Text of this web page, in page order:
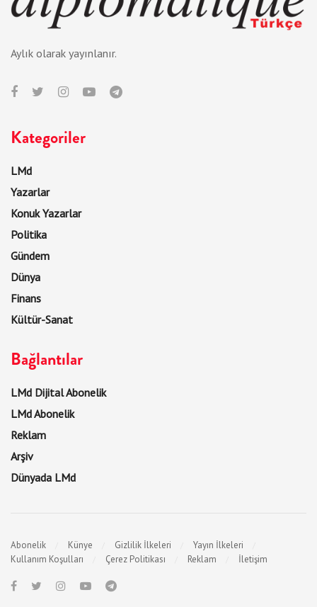
Aylık olarak yayınlanır.
Kategoriler
LMd
Yazarlar
Konuk Yazarlar
Politika
Gündem
Dünya
Finans
Kültür-Sanat
Bağlantılar
LMd Dijital Abonelik
LMd Abonelik
Reklam
Arşiv
Dünyada LMd
Abonelik Künye Gizlilik İlkeleri
Yayın İlkeleri
Kullanım Koşulları
Çerez Politikası Reklam İletişim